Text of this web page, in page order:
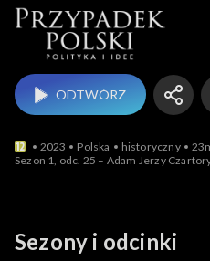
ODTWÓRZ
2023 Polska historyczny
Sezon 1, odc. 25 – Adam Jerzy
Sezony i odcinki